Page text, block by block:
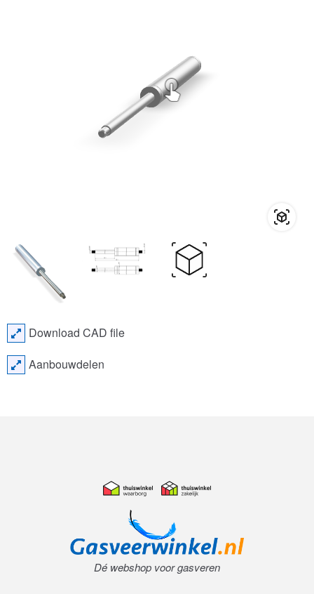
Download CAD file
Aanbouwdelen
Dé webshop voor gasveren